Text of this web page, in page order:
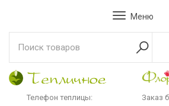
Меню
Телефон теплицы: Заказ